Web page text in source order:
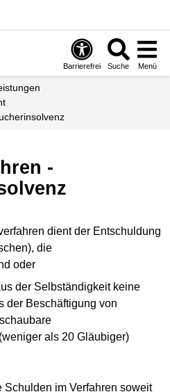
Barrierefrei Suche Menü
-
dient der Entschuldung
die
oder
der Selbständigkeit keine
der Beschäftigung von
als 20 Gläubiger)
Schulden im Verfahren soweit